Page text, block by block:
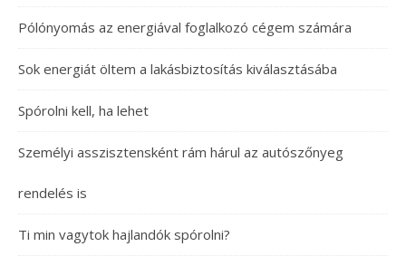
Pólónyomás az energiával foglalkozó cégem számára
Sok energiát öltem a lakásbiztosítás kiválasztásába
Spórolni kell, ha lehet
Személyi asszisztensként rám hárul az autószőnyeg
rendelés is
Ti min vagytok hajlandók spórolni?